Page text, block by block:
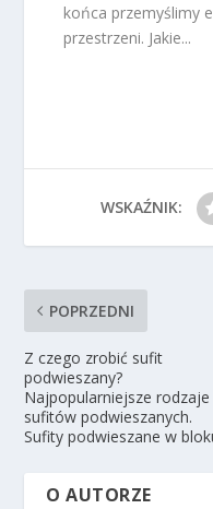
końca przemyślimy
przestrzeni. Jakie...
WSKAŹNIK:
POPRZEDNI
Z czego zrobić sufit
podwieszany?
Najpopularniejsze rodzaje
sufitów podwieszanych.
Sufity podwieszane w
O AUTORZE